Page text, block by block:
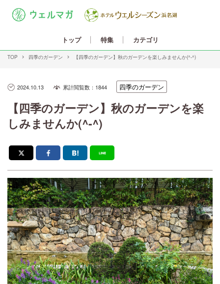
トップ 特集 カテゴリ
TOP 四季のガーデン 【四季のガーデン】秋のガーデンを楽しみませんか(^-^)
2024.10.13 累計閲覧数：1844 四季のガーデン
【四季のガーデン】秋のガーデンを楽
しみませんか(^-^)